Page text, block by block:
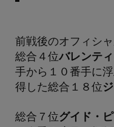
前戦後のオフィシ
総合４位バレンテ
手から１０番手に
得した総合１８位
総合７位グイド・